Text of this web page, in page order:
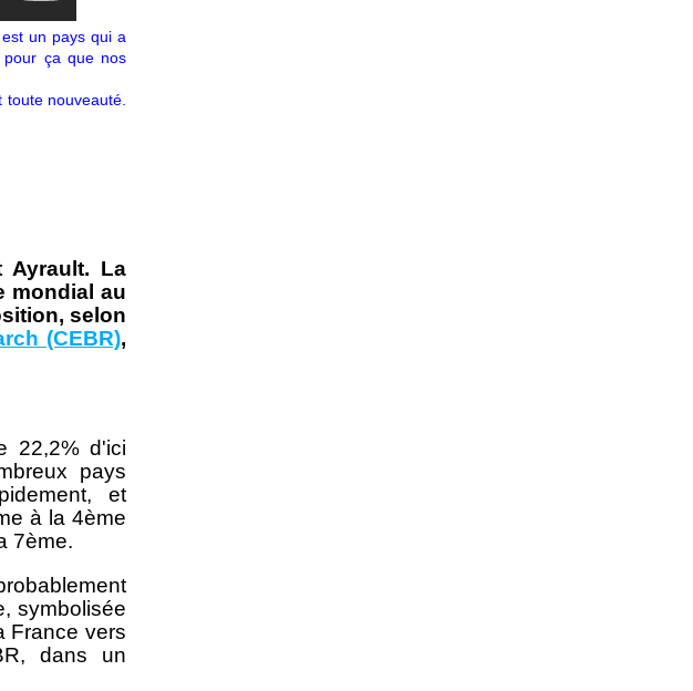
un pays qui a
ça que nos
nouveauté.
Ayrault. La
mondial au
selon
(CEBR),
22,2% d'ici
pays
et
à la 4ème
7ème.
symbolisée
France vers
dans un